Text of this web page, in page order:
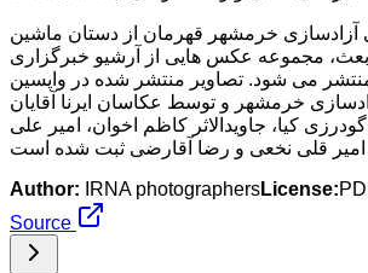
آزادسازی خرمشهر قهرمان از دستان ماشین
مجموعه عکس هایی از آرشیو خبرگزاری
می شود. تصاویر منتشر شده در واپسین
خرمشهر و توسط عکاسان ایرنا آقایان
کیا، جاویدالاثر کاظم اخوان، امیر علی
Author:
IRNA photographersLicense:PD
Source